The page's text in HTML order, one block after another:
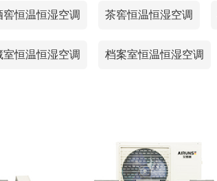
窖恒温恒湿空调 茶窖恒温恒湿空调
室恒温恒湿空调 档案室恒温恒湿空调